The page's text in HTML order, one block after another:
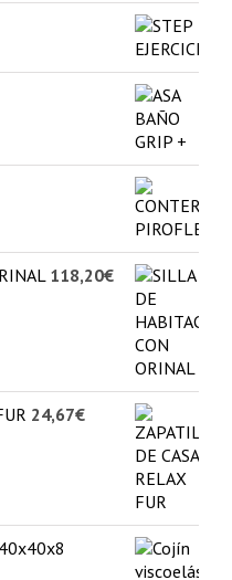
118,20€
24,67€